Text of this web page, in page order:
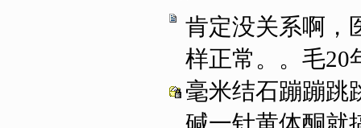
肯定没关系啊，
样正常。。毛20
毫米结石蹦蹦跳